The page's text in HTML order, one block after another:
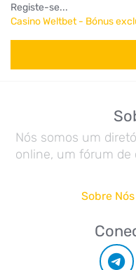
Registe-se...
Casino Weltbet - Bónus
Nós somos um
online, um fórum de
Sobre Nós